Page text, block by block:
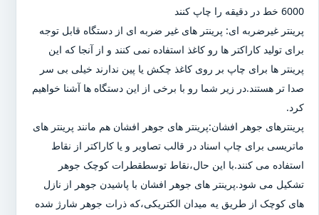
6000 خط در دقیقه را چاپ کنند
پرینتر غیرضربه ای: پرینتر های غیر ضربه ای از دستگاه قابل توجه
برای تولید کاراکتر ها رو کاغذ استفاده نمی کنند و از آنجا که این
پرینتر ها برای چاپ بر روی کاغذ چکش یا پین ندارند خیلی بی سر
صدا تر هستند.در زیر شما رو با برخی از این دستگاه ها آشنا خواهیم
کرد.
پرینترهای جوهر افشان:پرینتر های جوهر افشان هم مانند پرینتر های
ماتریسی برای چاپ اسناد در قالب تصاویر و یا کاراکتر از نقاط
استفاده می کنند.با این حال،نقاط توسطقطرات کوچک جوهر
تشکیل می شود.پرینتر های جوهر افشان با پاشیدن جوهر از نازل
های کوچک از طریق یه میدان الکتریکی،که ذرات جوهر شارژ شده